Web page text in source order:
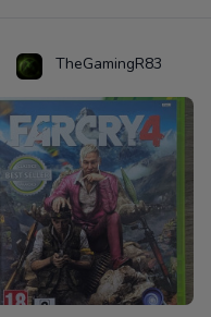
TheGamingR83